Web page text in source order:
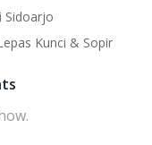
Sidoarjo
Kunci & Sopir